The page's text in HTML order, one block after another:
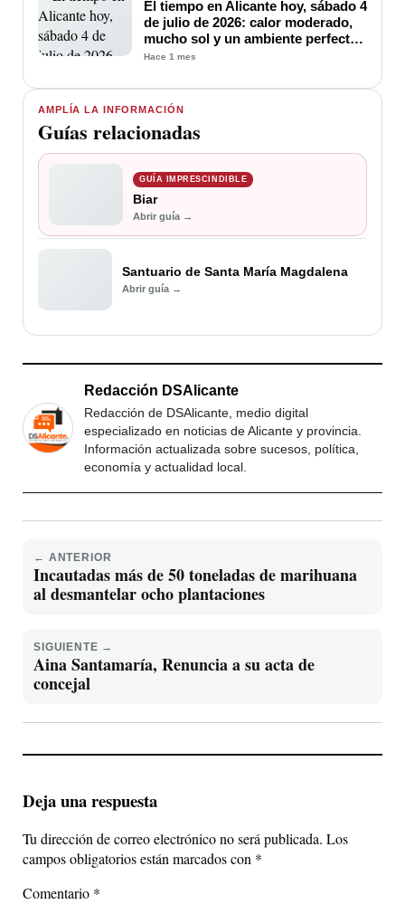
AMPLÍA LA INFORMACIÓN
Guías relacionadas
GUÍA IMPRESCINDIBLE
Biar
Abrir guía →
Santuario de Santa María Magdalena
Abrir guía →
El tiempo en Alicante hoy, sábado 4
de julio de 2026: calor moderado,
mucho sol y un ambiente perfecto
para disfrutar del verano
Hace 1 mes
Redacción DSAlicante
Redacción de DSAlicante, medio digital
especializado en noticias de Alicante y provincia.
Información actualizada sobre sucesos, política,
economía y actualidad local.
← ANTERIOR
Incautadas más de 50 toneladas de marihuana
al desmantelar ocho plantaciones
SIGUIENTE →
Aina Santamaría, Renuncia a su acta de
concejal
Deja una respuesta
Tu dirección de correo electrónico no será publicada. Los
campos obligatorios están marcados con *
Comentario *